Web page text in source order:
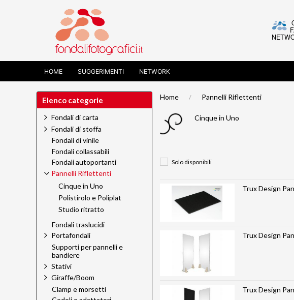
HOME SUGGERIMENTI NETWORK
Home Pannelli Riflettenti
Cinque in Uno
Solo disponibili
Trux Design
Trux Design
Elenco categorie
Fondali di carta
Fondali di stoffa
Fondali di vinile
Fondali collassabili
Fondali autoportanti
Pannelli Riflettenti
Cinque in Uno
Polistirolo e Poliplat
Studio ritratto
Fondali traslucidi
Portafondali
Supporti per pannelli e
bandiere
Stativi
Giraffe/Boom
Clamp e morsetti